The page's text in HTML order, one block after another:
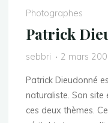
Photographes
Patrick
sebbri 2 mars
Patrick Dieudonné
naturaliste. Son site
ces deux thèmes.